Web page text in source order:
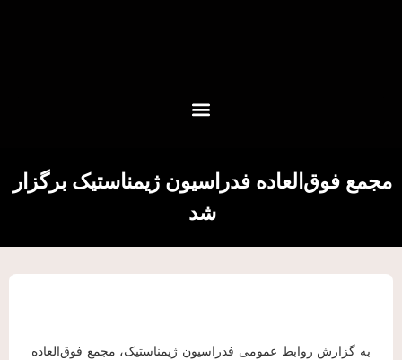
مجمع فوق‌العاده فدراسیون ژیمناستیک برگزار
شد
به گزارش روابط عمومی فدراسیون ژیمناستیک، مجمع فوق‌العاده